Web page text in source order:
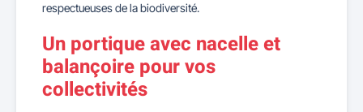
respectueuses de la biodiversité.
Un portique avec nacelle et
balançoire pour vos
collectivités